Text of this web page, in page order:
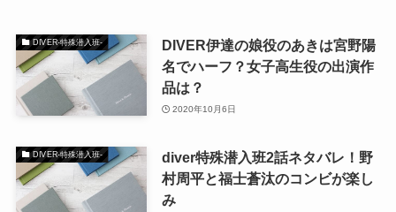
DIVER-特殊潜入班-
DIVER伊達の娘役のあきは宮野陽
名でハーフ？女子高生役の出演作
品は？
2020年10月6日
DIVER-特殊潜入班-
diver特殊潜入班2話ネタバレ！野
村周平と福士蒼汰のコンビが楽し
み